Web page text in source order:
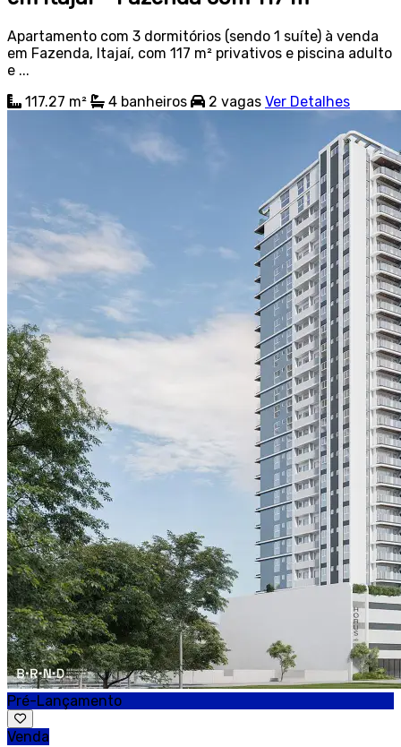
Apartamento com 3 dormitórios (sendo 1 suíte) à venda
em Fazenda, Itajaí, com 117 m² privativos e piscina adulto
e ...
117.27 m²
4 banheiros 2 vagas Ver Detalhes
Pré-Lançamento
Venda